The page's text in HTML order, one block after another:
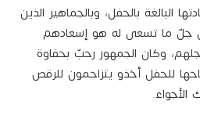
البالغة بالحفل، وبالجماهير الذين
جلّ ما تسعى له هو إسعادهم
وكان الجمهور رحبّ بحفاوة
للحفل أخذو يتزاحمون للرقص